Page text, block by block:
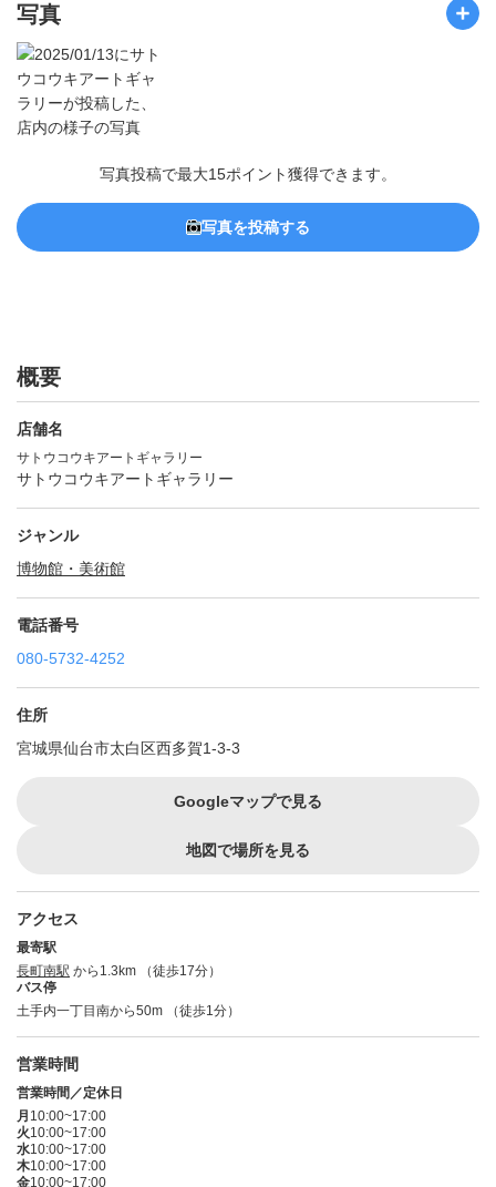
写真
写真投稿で最大15ポイント獲得できます。
写真を投稿する
概要
店舗名
サトウコウキアートギャラリー
サトウコウキアートギャラリー
ジャンル
博物館・美術館
電話番号
080-5732-4252
住所
宮城県仙台市太白区西多賀1-3-3
Googleマップで見る
地図で場所を見る
アクセス
最寄駅
長町南駅 から1.3km （徒歩17分）
バス停
土手内一丁目南から50m （徒歩1分）
営業時間
営業時間／定休日
月 10:00~17:00
火10:00~17:00
水10:00~17:00
木10:00~17:00
金10:00~17:00